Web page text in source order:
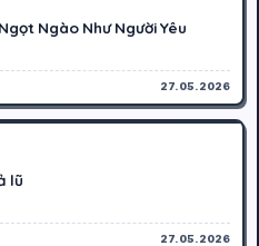
Ngào Như Người Yêu
27.05.2026
lũ
27.05.2026